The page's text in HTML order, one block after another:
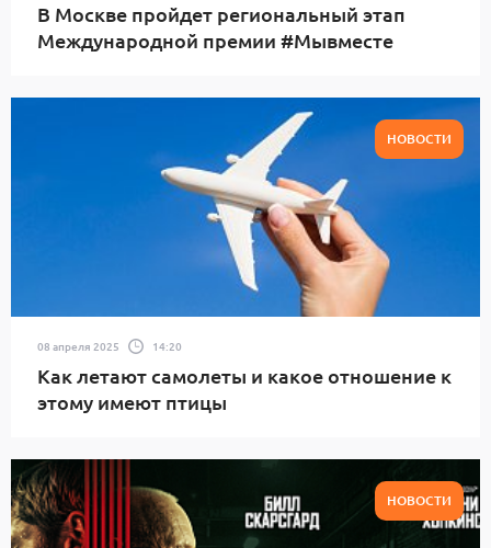
В Москве пройдет региональный этап
Международной премии #Мывместе
НОВОСТИ
08 апреля 2025 14:20
Как летают самолеты и какое отношение к
этому имеют птицы
НОВОСТИ